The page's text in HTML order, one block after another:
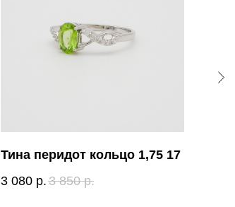
Тина перидот кольцо 1,75 17
3 080 р. 3 850 р.